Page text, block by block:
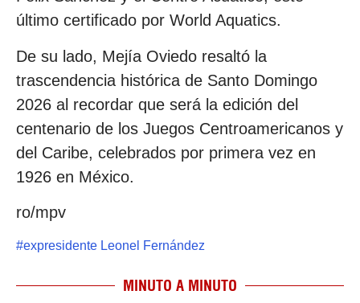
último certificado por World Aquatics.
De su lado, Mejía Oviedo resaltó la
trascendencia histórica de Santo Domingo
2026 al recordar que será la edición del
centenario de los Juegos Centroamericanos y
del Caribe, celebrados por primera vez en
1926 en México.
ro/mpv
#expresidente Leonel Fernández
MINUTO A MINUTO